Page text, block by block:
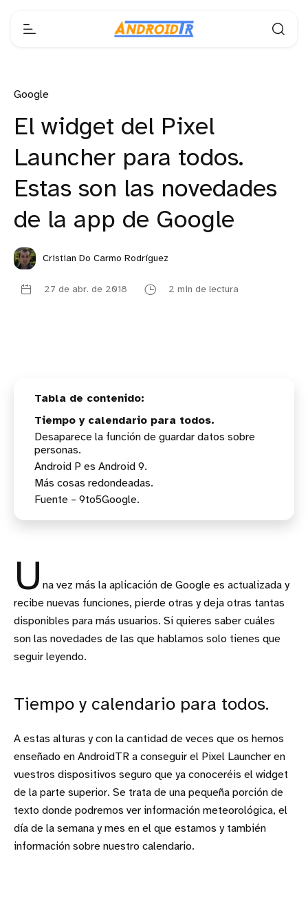
Google
El widget del Pixel
Launcher para todos.
Estas son las novedades
de la app de Google
Cristian Do Carmo Rodríguez
27 de abr. de 2018 2 min de lectura
Tiempo y calendario para todos.
Desaparece la función de guardar datos sobre
personas.
Android P es Android 9.
Más cosas redondeadas.
Fuente – 9to5Google.
U na vez más la aplicación de Google es actualizada y
recibe nuevas funciones, pierde otras y deja otras tantas
disponibles para más usuarios. Si quieres saber cuáles
son las novedades de las que hablamos solo tienes que
seguir leyendo.
Tiempo y calendario para todos.
A estas alturas y con la cantidad de veces que os hemos
enseñado en AndroidTR a conseguir el Pixel Launcher en
vuestros dispositivos seguro que ya conoceréis el widget
de la parte superior. Se trata de una pequeña porción de
texto donde podremos ver información meteorológica, el
día de la semana y mes en el que estamos y también
información sobre nuestro calendario.